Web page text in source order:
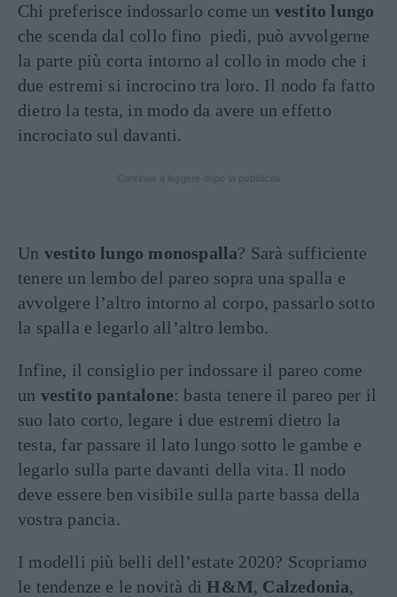
Chi preferisce indossarlo come un vestito lungo
che scenda dal collo fino piedi, può avvolgerne
la parte più corta intorno al collo in modo che i
due estremi si incrocino tra loro. Il nodo fa fatto
dietro la testa, in modo da avere un effetto
incrociato sul davanti.
Un vestito lungo monospalla? Sarà sufficiente
tenere un lembo del pareo sopra una spalla e
avvolgere l’altro intorno al corpo, passarlo sotto
la spalla e legarlo all’altro lembo.
Infine, il consiglio per indossare il pareo come
un vestito pantalone: basta tenere il pareo per il
suo lato corto, legare i due estremi dietro la
testa, far passare il lato lungo sotto le gambe e
legarlo sulla parte davanti della vita. Il nodo
deve essere ben visibile sulla parte bassa della
vostra pancia.
I modelli più belli dell’estate 2020? Scopriamo
le tendenze e le novità diH&M, Calzedonia,